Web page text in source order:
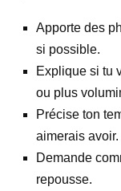
Apporte des
si possible.
Explique si tu
ou plus
Précise ton
aimerais avoir.
Demande
repousse.